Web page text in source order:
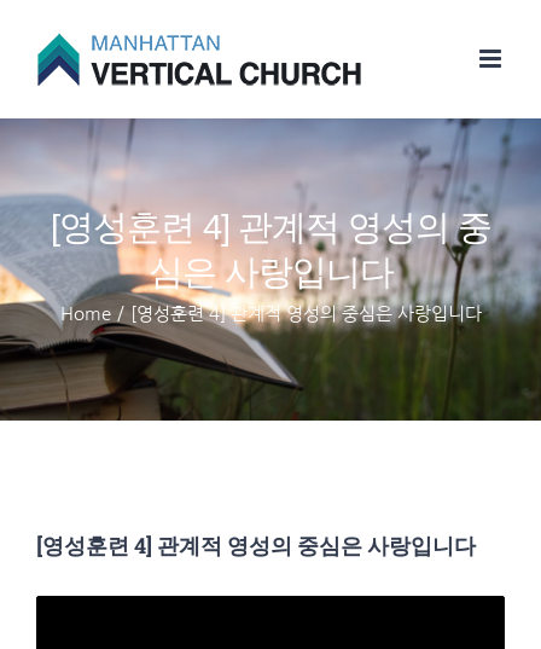
[영성훈련 4] 관계적 영성의 중
심은 사랑입니다
Home / [영성훈련 4] 관계적 영성의 중심은 사랑입니다
[영성훈련 4] 관계적 영성의 중심은 사랑입니다